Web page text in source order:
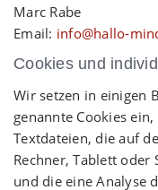
Marc Rabe
Email: info@hallo-
Cookies und
Wir setzen in einigen
genannte Cookies
Textdateien, die auf
Rechner, Tablett oder
und die eine Analyse